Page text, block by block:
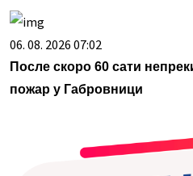
06. 08. 2026 07:02
После скоро 60 сати
пожар у Габровници